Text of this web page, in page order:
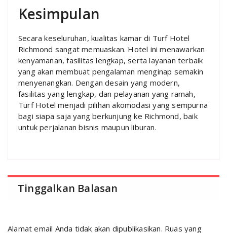
Kesimpulan
Secara keseluruhan, kualitas kamar di Turf Hotel
Richmond sangat memuaskan. Hotel ini menawarkan
kenyamanan, fasilitas lengkap, serta layanan terbaik
yang akan membuat pengalaman menginap semakin
menyenangkan. Dengan desain yang modern,
fasilitas yang lengkap, dan pelayanan yang ramah,
Turf Hotel menjadi pilihan akomodasi yang sempurna
bagi siapa saja yang berkunjung ke Richmond, baik
untuk perjalanan bisnis maupun liburan.
Tinggalkan Balasan
Alamat email Anda tidak akan dipublikasikan. Ruas yang